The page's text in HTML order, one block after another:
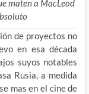
maten a MacLeod
de proyectos no
en esa década
suyos notables
Rusia, a medida
mas en el cine de